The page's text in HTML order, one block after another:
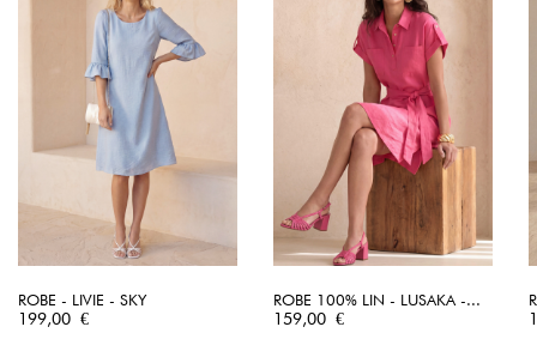
ROBE - LIVIE - SKY
Prix
199,00 €
ROBE 100% LIN - LUSAKA -...
Prix
159,00 €